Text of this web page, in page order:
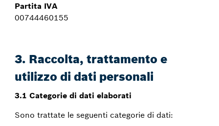
Partita IVA
00744460155
3. Raccolta, trattamento e
utilizzo di dati personali
3.1 Categorie di dati elaborati
Sono trattate le seguenti categorie di dati: